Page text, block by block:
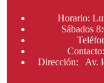
Horario:
Sábados
Dirección: Av.